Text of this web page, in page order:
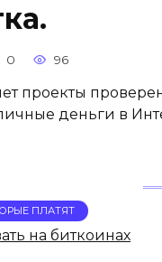
0 96
проекты
деньги в
ПЛАТЯТ